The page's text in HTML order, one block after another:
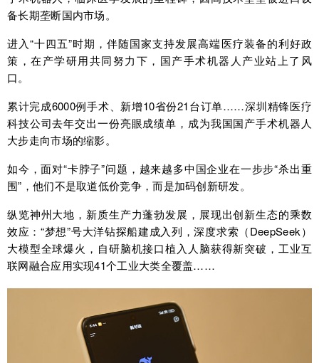
备长期垄断国内市场。
进入“十四五”时期，伴随国家支持发展高端医疗装备的利好政
策，在产学研用共同努力下，国产手术机器人产业站上了风
口。
累计完成6000例手术、新增10省份21台订单……深圳精锋医疗
科技公司去年交出一份亮眼成绩单，成为我国国产手术机器人
大步走向市场的缩影。
如今，面对“卡脖子”问题，越来越多中国企业在一步步“杀出重
围”，他们不是取道低价竞争，而是加码创新研发。
纵览神州大地，新质生产力蓬勃发展，展现出创新生态的乘数
效应：“梦想”号大洋钻探船建成入列，深度求索（DeepSeek）
大模型全球爆火，自研脑机接口植入人脑获得新突破，工业互
联网融合应用实现41个工业大类全覆盖……